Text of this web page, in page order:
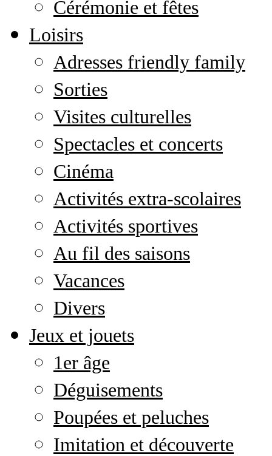
Cérémonie et fêtes
Loisirs
Adresses friendly family
Sorties
Visites culturelles
Spectacles et concerts
Cinéma
Activités extra-scolaires
Activités sportives
Au fil des saisons
Vacances
Divers
Jeux et jouets
1er âge
Déguisements
Poupées et peluches
Imitation et découverte